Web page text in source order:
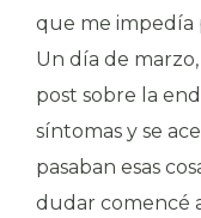
que me impedía
Un día de
post sobre la
síntomas y se
pasaban esas
dudar comencé